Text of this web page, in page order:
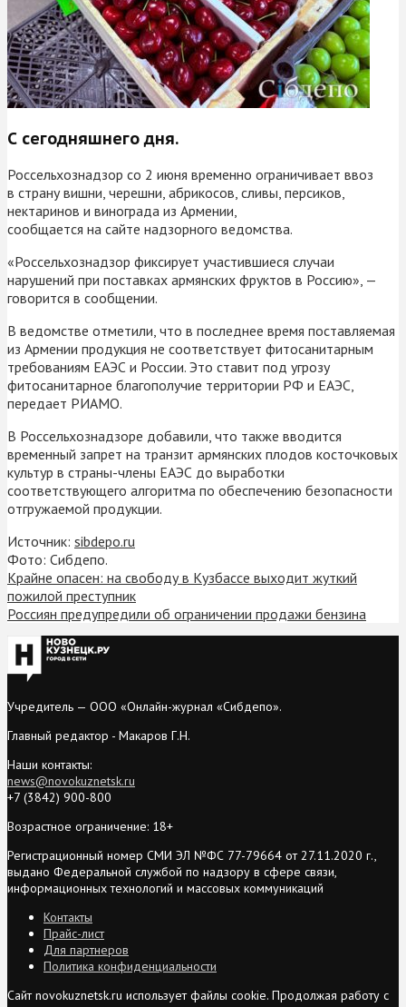
С сегодняшнего дня.
Россельхознадзор со 2 июня временно ограничивает ввоз
в страну вишни, черешни, абрикосов, сливы, персиков,
нектаринов и винограда из Армении,
сообщается на сайте надзорного ведомства.
«Россельхознадзор фиксирует участившиеся случаи
нарушений при поставках армянских фруктов в Россию», —
говорится в сообщении.
В ведомстве отметили, что в последнее время поставляемая
из Армении продукция не соответствует фитосанитарным
требованиям ЕАЭС и России. Это ставит под угрозу
фитосанитарное благополучие территории РФ и ЕАЭС,
передает РИАМО.
В Россельхознадзоре добавили, что также вводится
временный запрет на транзит армянских плодов косточковых
культур в страны-члены ЕАЭС до выработки
соответствующего алгоритма по обеспечению безопасности
отгружаемой продукции.
Источник: sibdepo.ru
Фото: Сибдепо.
Крайне опасен: на свободу в Кузбассе выходит жуткий
пожилой преступник
Россиян предупредили об ограничении продажи бензина
Учредитель — ООО «Онлайн-журнал «Сибдепо».
Главный редактор - Макаров Г.Н.
Наши контакты:
news@novokuznetsk.ru
+7 (3842) 900-800
Возрастное ограничение: 18+
Регистрационный номер СМИ ЭЛ №ФС 77-79664 от 27.11.2020 г.,
выдано Федеральной службой по надзору в сфере связи,
информационных технологий и массовых коммуникаций
Контакты
Прайс-лист
Для партнеров
Политика конфиденциальности
Сайт novokuznetsk.ru использует файлы cookie. Продолжая работу с